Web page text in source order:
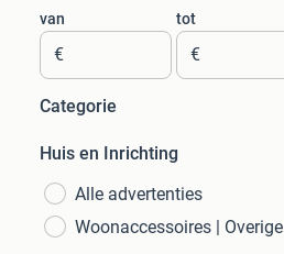
van
€
tot
€
Categorie
Huis en Inrichting
Alle advertenties
Woonaccessoires | Overige